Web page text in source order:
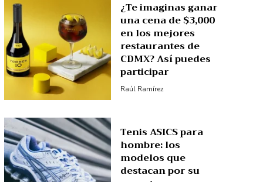
¿Te imaginas ganar
una cena de $3,000
en los mejores
restaurantes de
CDMX? Así puedes
participar
Raúl Ramírez
Tenis ASICS para
hombre: los
modelos que
destacan por su